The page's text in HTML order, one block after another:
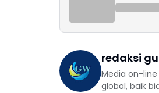
redaksi
Media on-
global, baik